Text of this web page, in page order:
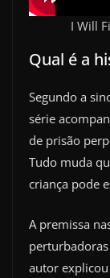
I Will
Qual é a
Segundo a
série
de prisão
Tudo muda
criança pode
A premissa
autor